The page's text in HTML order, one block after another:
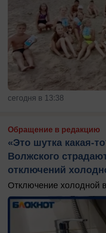
сегодня в 13:38
Обращение в редакцию
«Это шутка какая-
Волжского
отключений
Отключение холодной